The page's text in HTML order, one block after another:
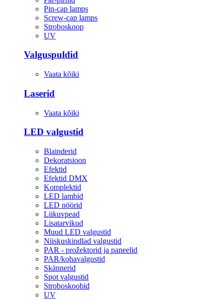
Pin-cap lamps
Screw-cap lamps
Stroboskoop
UV
Valguspuldid
Vaata kõiki
Laserid
Vaata kõiki
LED valgustid
Blainderid
Dekoratsioon
Efektid
Efektid DMX
Komplektid
LED lambid
LED nöörid
Liikuvpead
Lisatarvikud
Muud LED valgustid
Niiskuskindlad valgustid
PAR - prožektorid ja paneelid
PAR/kohavalgustid
Skännerid
Spot valgustid
Stroboskoobid
UV